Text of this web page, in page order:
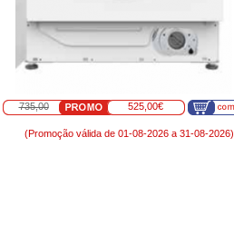
735,00 525,00€
(Promoção válida de 01-08-2026 a 31-08-2026)